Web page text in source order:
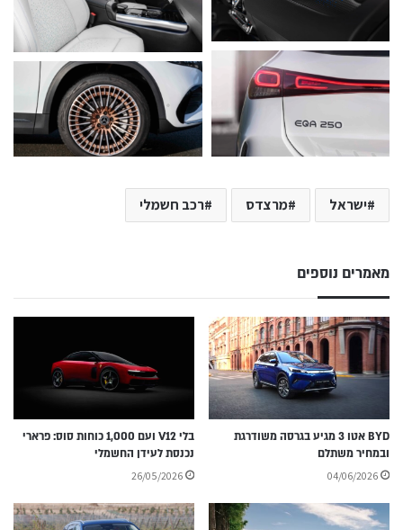
ישראל מרצדס רכב חשמלי
מאמרים נוספים
BYD אטו 3 מגיע בגרסה משודרגת
ובמחיר משתלם
04/06/2026
בלי V12 ועם 1,000 כוחות סוס: פרארי
נכנסת לעידן החשמלי
26/05/2026